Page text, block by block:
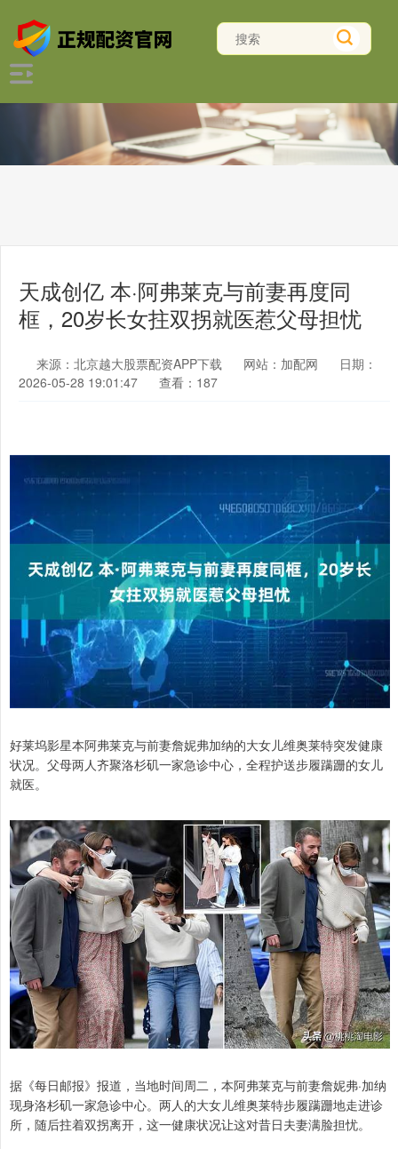
天成创亿 本·阿弗莱克与前妻再度同
框，20岁长女拄双拐就医惹父母担忧
来源：北京越大股票配资APP下载 网站：加配网
日期：
2026-05-28 19:01:47
查看：187
好莱坞影星本阿弗莱克与前妻詹妮弗加纳的大女儿维奥莱特突发健康
状况。父母两人齐聚洛杉矶一家急诊中心，全程护送步履蹒跚的女儿
就医。
据《每日邮报》报道，当地时间周二，本阿弗莱克与前妻詹妮弗·加纳
现身洛杉矶一家急诊中心。两人的大女儿维奥莱特步履蹒跚地走进诊
所，随后拄着双拐离开，这一健康状况让这对昔日夫妻满脸担忧。